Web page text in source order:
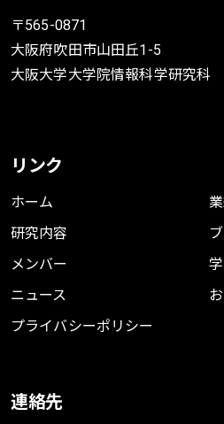
〒565-0871
大阪府吹田市山田丘1-5
大阪大学大学院情報科学研究科
リンク
ホーム
研究内容
メンバー
ニュース
プライバシーポリシー
連絡先